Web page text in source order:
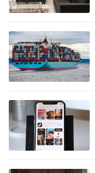
他
民
留
学
址